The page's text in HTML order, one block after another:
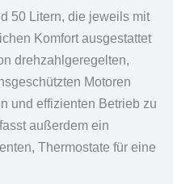
50 Litern, die jeweils mit
Komfort ausgestattet
drehzahlgeregelten,
Motoren
und effizienten Betrieb zu
außerdem ein
Thermostate für eine